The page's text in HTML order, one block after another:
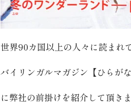
世界90カ国以上の人々に読まれ
バイリンガルマガジン【ひらが
に弊社の前掛けを紹介して頂き